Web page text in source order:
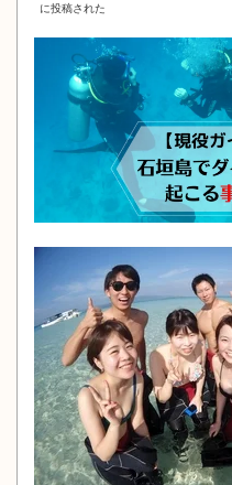
に投稿された